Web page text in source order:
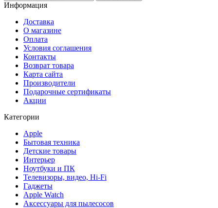
Информация
Доставка
О магазине
Оплата
Условия соглашения
Контакты
Возврат товара
Карта сайта
Производители
Подарочные сертификаты
Акции
Категории
Apple
Бытовая техника
Детские товары
Интерьер
Ноутбуки и ПК
Телевизоры, видео, Hi-Fi
Гаджеты
Apple Watch
Аксессуары для пылесосов